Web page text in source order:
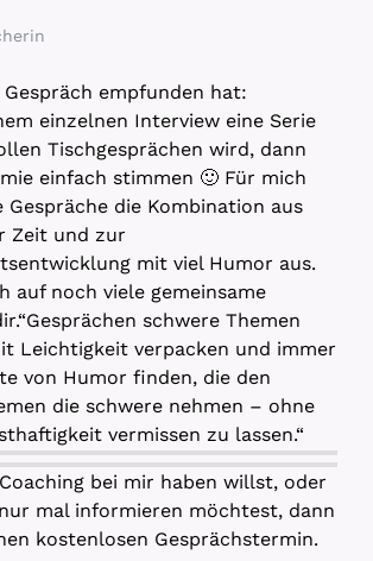
Gespräch empfunden hat:
einzelnen Interview eine Serie
Tischgesprächen wird, dann
einfach stimmen 🙂 Für mich
Gespräche die Kombination aus
Zeit und zur
mit viel Humor aus.
auf noch viele gemeinsame
schwere Themen
Leichtigkeit verpacken und immer
von Humor finden, die den
die schwere nehmen – ohne
vermissen zu lassen.“
bei mir haben willst, oder
mal informieren möchtest, dann
kostenlosen Gesprächstermin.